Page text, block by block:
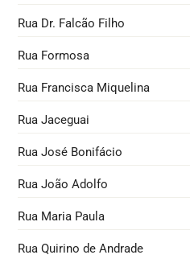
Rua Dr. Falcão Filho
Rua Formosa
Rua Francisca Miquelina
Rua Jaceguai
Rua José Bonifácio
Rua João Adolfo
Rua Maria Paula
Rua Quirino de Andrade